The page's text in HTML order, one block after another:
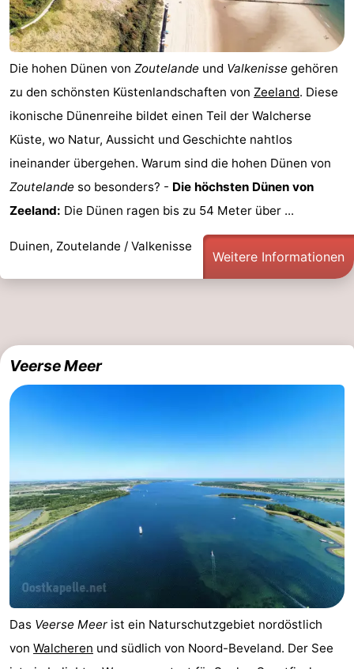
Die hohen Dünen von Zoutelande und Valkenisse gehören
zu den schönsten Küstenlandschaften von Zeeland. Diese
ikonische Dünenreihe bildet einen Teil der Walcherse
Küste, wo Natur, Aussicht und Geschichte nahtlos
ineinander übergehen. Warum sind die hohen Dünen von
Zoutelande so besonders? - Die höchsten Dünen von
Zeeland: Die Dünen ragen bis zu 54 Meter über ...
Duinen, Zoutelande / Valkenisse
Weitere Informationen
Veerse Meer
Das Veerse Meer ist ein Naturschutzgebiet nordöstlich
von Walcheren und südlich von Noord-Beveland. Der See